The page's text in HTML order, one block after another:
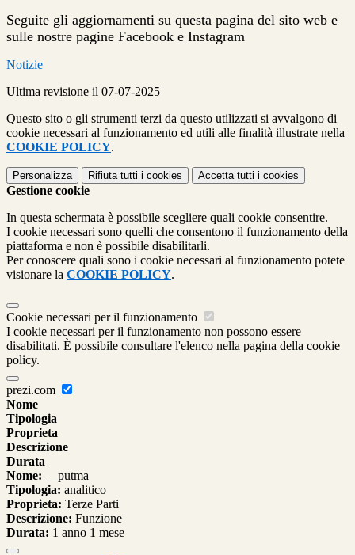
Seguite gli aggiornamenti su questa pagina del sito web e
sulle nostre pagine Facebook e Instagram
Notizie
Ultima revisione il 07-07-2025
Questo sito o gli strumenti terzi da questo utilizzati si avvalgono di
cookie necessari al funzionamento ed utili alle finalità illustrate nella
COOKIE POLICY.
Personalizza Rifiuta tutti i cookies Accetta tutti i cookies
Gestione cookie
In questa schermata è possibile scegliere quali cookie consentire.
I cookie necessari sono quelli che consentono il funzionamento della
piattaforma e non è possibile disabilitarli.
Per conoscere quali sono i cookie necessari al funzionamento potete
visionare la COOKIE POLICY.
Cookie necessari per il funzionamento
I cookie necessari per il funzionamento non possono essere
disabilitati. È possibile consultare l'elenco nella pagina della cookie
policy.
prezi.com
Nome
Tipologia
Proprieta
Descrizione
Durata
Nome: __putma
Tipologia: analitico
Proprieta: Terze Parti
Descrizione: Funzione
Durata: 1 anno 1 mese